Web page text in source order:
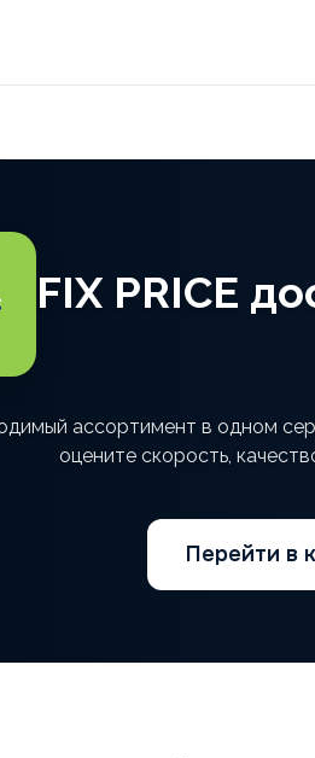
FIX PRICE
ассортимент в одном
оцените скорость,
Перейти в